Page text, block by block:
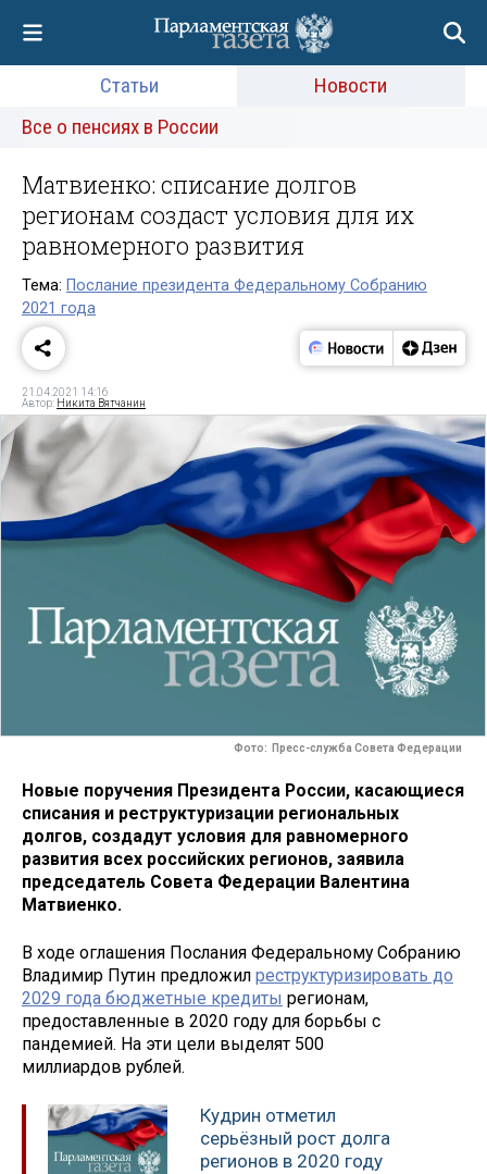
Статьи
Новости
Все о пенсиях в России
Матвиенко: списание долгов
регионам создаст условия для их
равномерного развития
Тема: Послание президента Федеральному Собранию
2021 года
21.04.2021 14:16
Автор: Никита Вятчанин
Фото: Пресс-служба Совета Федерации
Новые поручения Президента России, касающиеся
списания и реструктуризации региональных
долгов, создадут условия для равномерного
развития всех российских регионов, заявила
председатель Совета Федерации Валентина
Матвиенко.
В ходе оглашения Послания Федеральному Собранию
Владимир Путин предложил реструктуризировать до
2029 года бюджетные кредиты регионам,
предоставленные в 2020 году для борьбы с
пандемией. На эти цели выделят 500
миллиардов рублей.
Кудрин отметил
серьёзный рост долга
регионов в 2020 году